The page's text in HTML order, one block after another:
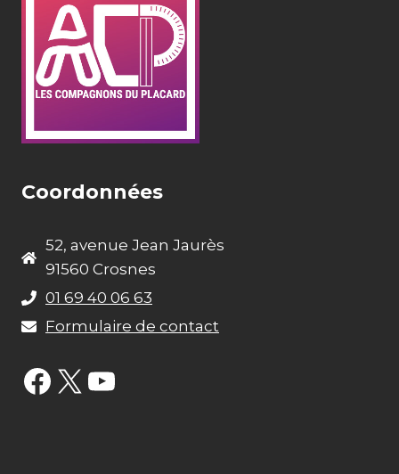
Coordonnées
52, avenue Jean Jaurès
91560 Crosnes
01 69 40 06 63
Formulaire de contact
Facebook
X YouTube